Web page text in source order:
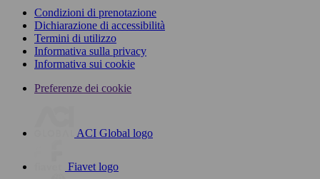
Condizioni di prenotazione
Dichiarazione di accessibilità
Termini di utilizzo
Informativa sulla privacy
Informativa sui cookie
Preferenze dei cookie
ACI Global logo
Fiavet logo